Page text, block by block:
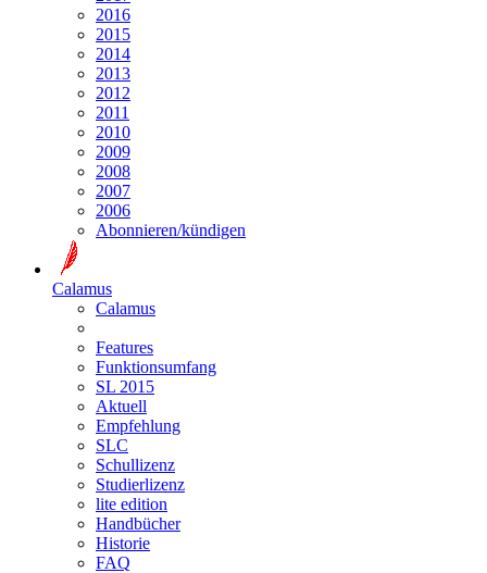
2016
2015
2014
2013
2012
2011
2010
2009
2008
2007
2006
Abonnieren/kündigen
Calamus
Calamus
Features
Funktionsumfang
SL 2015
Aktuell
Empfehlung
SLC
Schullizenz
Studierlizenz
lite edition
Handbücher
Historie
FAQ